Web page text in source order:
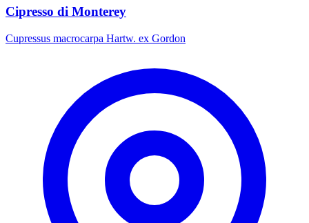
Cipresso di Monterey
Cupressus macrocarpa Hartw. ex Gordon